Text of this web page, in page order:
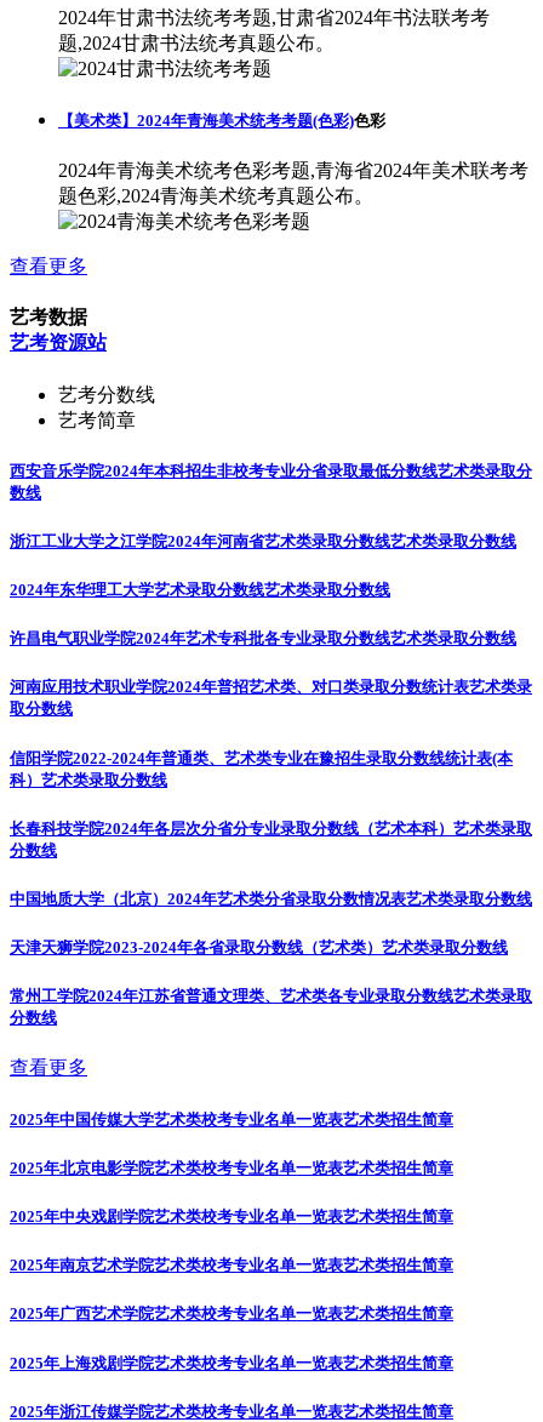
2024年甘肃书法统考考题,甘肃省2024年书法联考考
题,2024甘肃书法统考真题公布。
【美术类】2024年青海美术统考考题(色彩)色彩
2024年青海美术统考色彩考题,青海省2024年美术联考考
题色彩,2024青海美术统考真题公布。
查看更多
艺考数据
艺考资源站
艺考分数线
艺考简章
西安音乐学院2024年本科招生非校考专业分省录取最低分数线艺术类录取分
数线
浙江工业大学之江学院2024年河南省艺术类录取分数线艺术类录取分数线
2024年东华理工大学艺术录取分数线艺术类录取分数线
许昌电气职业学院2024年艺术专科批各专业录取分数线艺术类录取分数线
河南应用技术职业学院2024年普招艺术类、对口类录取分数统计表艺术类录
取分数线
信阳学院2022-2024年普通类、艺术类专业在豫招生录取分数线统计表(本
科） 艺术类录取分数线
长春科技学院2024年各层次分省分专业录取分数线（艺术本科） 艺术类录取
分数线
中国地质大学（北京）2024年艺术类分省录取分数情况表艺术类录取分数线
天津天狮学院2023-2024年各省录取分数线（艺术类） 艺术类录取分数线
常州工学院2024年江苏省普通文理类、艺术类各专业录取分数线艺术类录取
分数线
查看更多
2025年中国传媒大学艺术类校考专业名单一览表艺术类招生简章
2025年北京电影学院艺术类校考专业名单一览表艺术类招生简章
2025年中央戏剧学院艺术类校考专业名单一览表艺术类招生简章
2025年南京艺术学院艺术类校考专业名单一览表艺术类招生简章
2025年广西艺术学院艺术类校考专业名单一览表艺术类招生简章
2025年上海戏剧学院艺术类校考专业名单一览表艺术类招生简章
2025年浙江传媒学院艺术类校考专业名单一览表艺术类招生简章